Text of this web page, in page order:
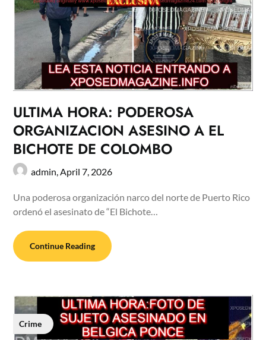
ULTIMA HORA: PODEROSA
ORGANIZACION ASESINO A EL
BICHOTE DE COLOMBO
admin,April 7, 2026
Una poderosa organización narco del norte de Puerto Rico
ordenó el asesinato de “El Bichote…
Continue Reading
Crime